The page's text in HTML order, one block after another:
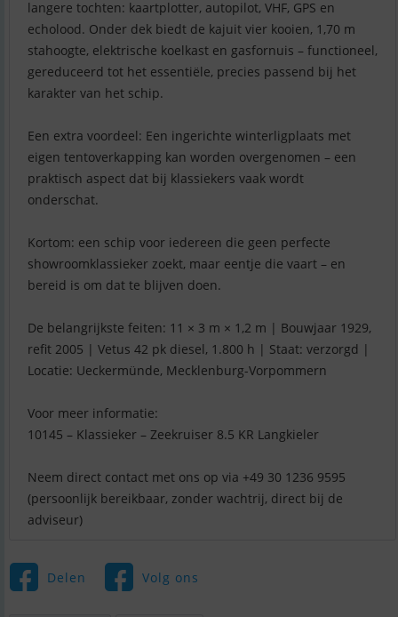
langere tochten: kaartplotter, autopilot, VHF, GPS en
echolood. Onder dek biedt de kajuit vier kooien, 1,70 m
stahoogte, elektrische koelkast en gasfornuis – functioneel,
gereduceerd tot het essentiële, precies passend bij het
karakter van het schip.
Een extra voordeel: Een ingerichte winterligplaats met
eigen tentoverkapping kan worden overgenomen – een
praktisch aspect dat bij klassiekers vaak wordt
onderschat.
Kortom: een schip voor iedereen die geen perfecte
showroomklassieker zoekt, maar eentje die vaart – en
bereid is om dat te blijven doen.
De belangrijkste feiten: 11 × 3 m × 1,2 m | Bouwjaar 1929,
refit 2005 | Vetus 42 pk diesel, 1.800 h | Staat: verzorgd |
Locatie: Ueckermünde, Mecklenburg-Vorpommern
Voor meer informatie:
10145 – Klassieker – Zeekruiser 8.5 KR Langkieler
Neem direct contact met ons op via +49 30 1236 9595
(persoonlijk bereikbaar, zonder wachtrij, direct bij de
adviseur)
Delen Volg ons